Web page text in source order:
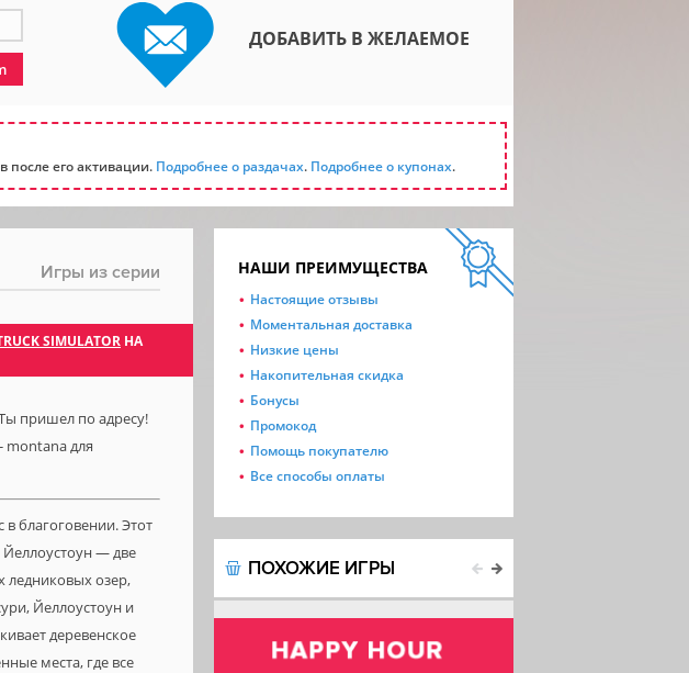
ДОБАВИТЬ В ЖЕЛАЕМОЕ
после его активации. Подробнее о раздачах. Подробнее о купонах.
Игры из серии
SIMULATOR НА
пришел по адресу!
montana для
благоговении. Этот
— две
озер,
Йеллоустоун и
деревенское
места, где все
НАШИ ПРЕИМУЩЕСТВА
Настоящие отзывы
Моментальная доставка
Низкие цены
Накопительная скидка
Бонусы
Промокод
Помощь покупателю
Все способы оплаты
ПОХОЖИЕ ИГРЫ